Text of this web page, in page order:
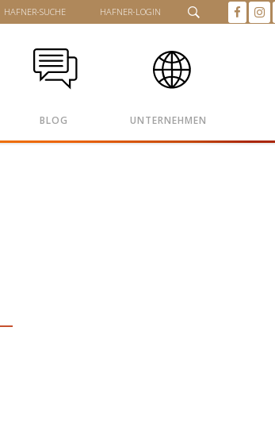
HAFNER-SUCHE HAFNER-LOGIN
BLOG UNTERNEHMEN